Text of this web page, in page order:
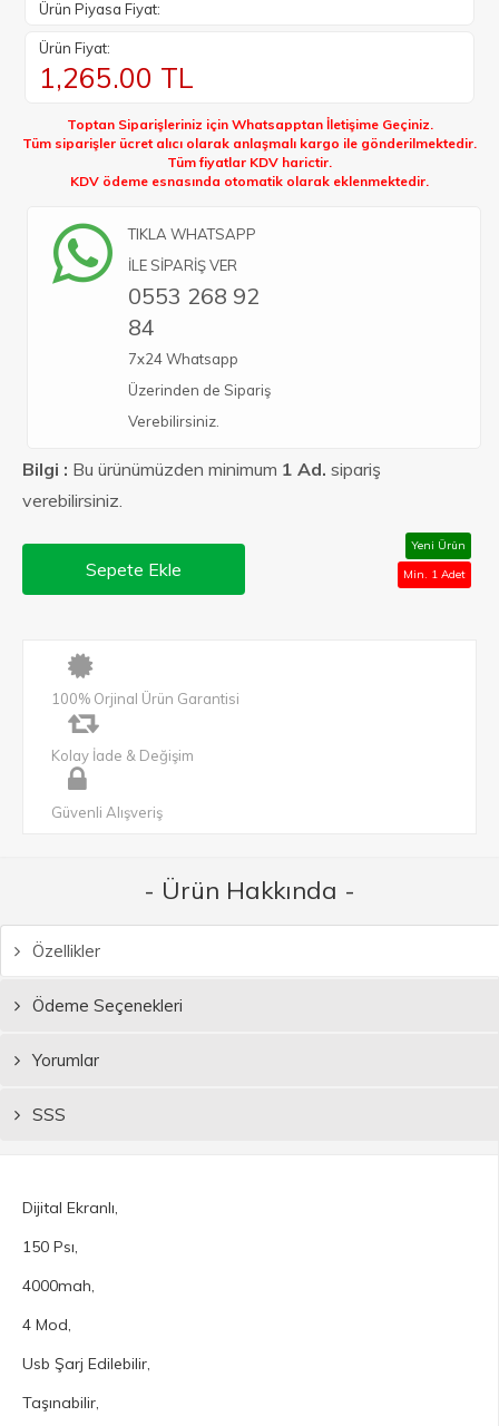
Ürün Piyasa Fiyat:
Ürün Fiyat:
1,265.00 TL
Toptan Siparişleriniz için Whatsapptan İletişime Geçiniz.
Tüm siparişler ücret alıcı olarak anlaşmalı kargo ile gönderilmektedir.
Tüm fiyatlar KDV harictir.
KDV ödeme esnasında otomatik olarak eklenmektedir.
TIKLA WHATSAPP
İLE SİPARİŞ VER
0553 268 92
84
7x24 Whatsapp
Üzerinden de Sipariş
Verebilirsiniz.
Bilgi : Bu ürünümüzden minimum 1 Ad. sipariş
verebilirsiniz.
Sepete Ekle
Yeni Ürün
Min. 1 Adet
100% Orjinal Ürün Garantisi
Kolay İade & Değişim
Güvenli Alışveriş
- Ürün Hakkında -
Özellikler
Ödeme Seçenekleri
Yorumlar
SSS
Dijital Ekranlı,
150 Psı,
4000mah,
4 Mod,
Usb Şarj Edilebilir,
Taşınabilir,